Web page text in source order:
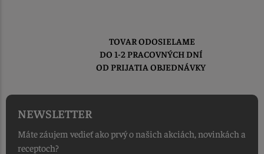
TOVAR ODOSIELAME
DO 1-2 PRACOVNÝCH DNÍ
OD PRIJATIA OBJEDNÁVKY
NEWSLETTER
Máte záujem vedieť ako prvý o našich akciách, novinkách a
receptoch?